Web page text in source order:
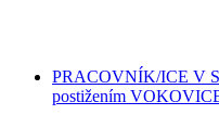
PRACOVNÍK/ICE V
postižením